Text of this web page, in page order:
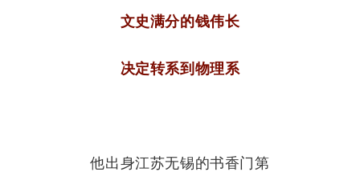
文史满分的钱伟长
决定转系到物理系
他出身江苏无锡的书香门第